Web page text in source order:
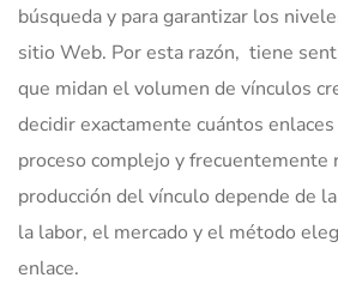
búsqueda y para garantizar los
sitio Web. Por esta razón, tiene
que midan el volumen de vínculos
decidir exactamente cuántos
proceso complejo y
producción del vínculo depende de
la labor, el mercado y el método
enlace.